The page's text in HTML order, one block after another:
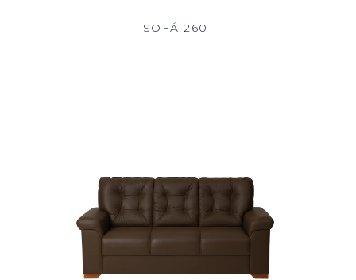
SOFÁ 260